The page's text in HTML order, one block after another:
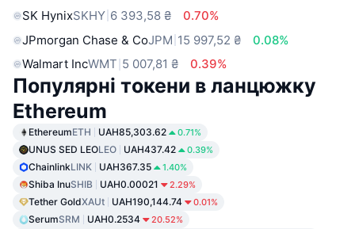
SK HynixSKHY 6 393,58 ₴
0.70%
JPmorgan Chase & CoJPM 15 997,52 ₴
0.08%
Walmart IncWMT 5 007,81 ₴ 0.39%
Популярні токени в ланцюжку
Ethereum
EthereumETH UAH85,303.62 0.71%
UNUS SED LEOLEO UAH437.42 0.39%
ChainlinkLINK UAH367.35 1.40%
Shiba InuSHIB UAH0.00021 2.29%
Tether GoldXAUt UAH190,144.74 0.01%
SerumSRM UAH0.2534 20.52%